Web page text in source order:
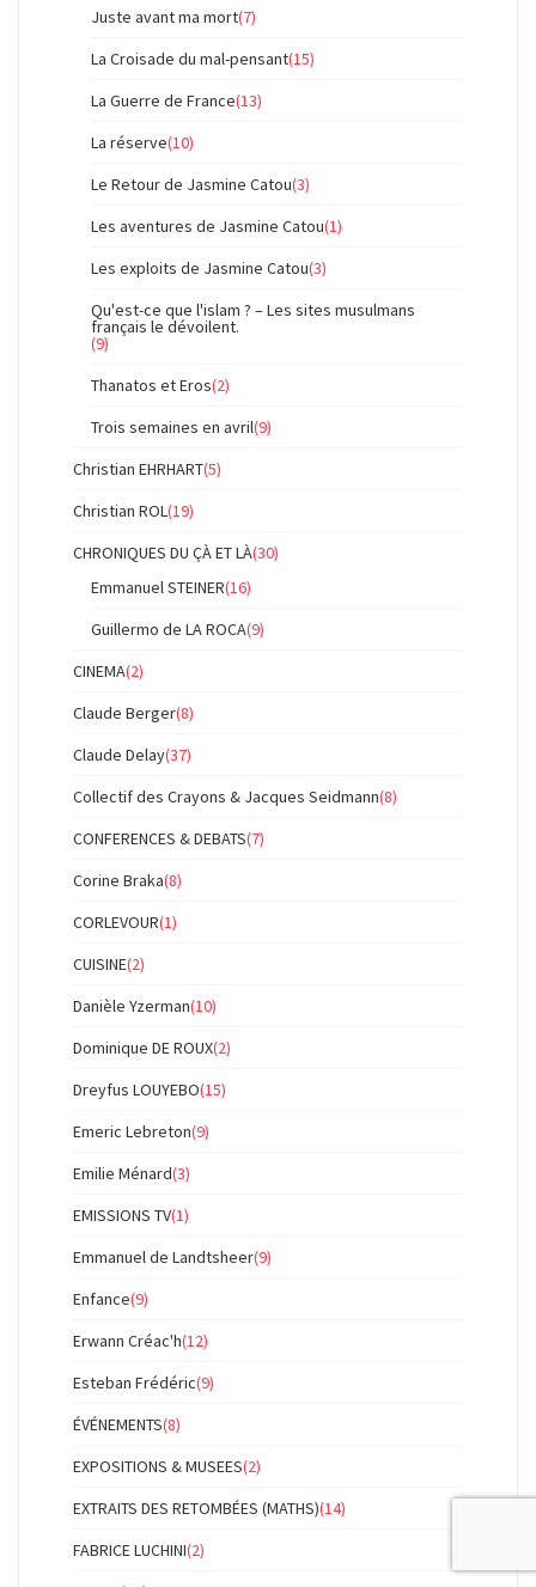
Juste avant ma mort(7)
La Croisade du mal-pensant(15)
La Guerre de France(13)
La réserve(10)
Le Retour de Jasmine Catou(3)
Les aventures de Jasmine Catou(1)
Les exploits de Jasmine Catou(3)
Qu'est-ce que l'islam ? – Les sites musulmans
français le dévoilent.
(9)
Thanatos et Eros(2)
Trois semaines en avril(9)
Christian EHRHART(5)
Christian ROL(19)
CHRONIQUES DU ÇÀ ET LÀ(30)
Emmanuel STEINER(16)
Guillermo de LA ROCA(9)
CINEMA(2)
Claude Berger(8)
Claude Delay(37)
Collectif des Crayons & Jacques Seidmann(8)
CONFERENCES & DEBATS(7)
Corine Braka(8)
CORLEVOUR(1)
CUISINE(2)
Danièle Yzerman(10)
Dominique DE ROUX(2)
Dreyfus LOUYEBO(15)
Emeric Lebreton(9)
Emilie Ménard(3)
EMISSIONS TV(1)
Emmanuel de Landtsheer(9)
Enfance(9)
Erwann Créac'h(12)
Esteban Frédéric(9)
ÉVÉNEMENTS(8)
EXPOSITIONS & MUSEES(2)
EXTRAITS DES RETOMBÉES (MATHS)(14)
FABRICE LUCHINI(2)